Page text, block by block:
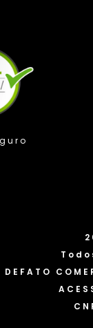
Usamos
continuar a
em nossa
DEFATO